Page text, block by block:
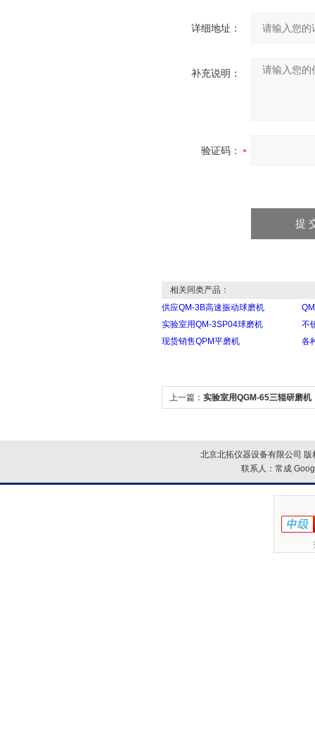
详细地址：
补充说明：
验证码：
相关同类产品：
供应QM-3B高速振动球磨机
实验室用QM-3SP04球磨机
不
现货销售QPM平磨机
各
上一篇： 实验室用QGM-65三辊研磨机
北京北拓仪器设备有限公司
联系人：常成